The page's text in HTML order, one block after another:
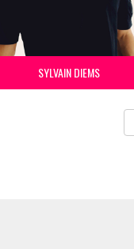
SYLVAIN DIEMS